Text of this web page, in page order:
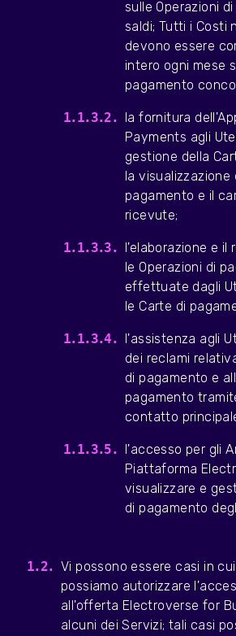
sulle Operazioni
saldi; Tutti i Costi
devono essere
intero ogni mese
pagamento
la fornitura
Payments agli
gestione della
la visualizzazione
pagamento e il
ricevute;
l'elaborazione e il
le Operazioni di
effettuate dagli
le Carte di
l'assistenza agli
dei reclami
di pagamento e
pagamento
contatto
l'accesso per gli
Piattaforma
visualizzare e
di pagamento
Vi possono essere casi in
possiamo autorizzare
all'offerta Electroverse for
alcuni dei Servizi; tali casi